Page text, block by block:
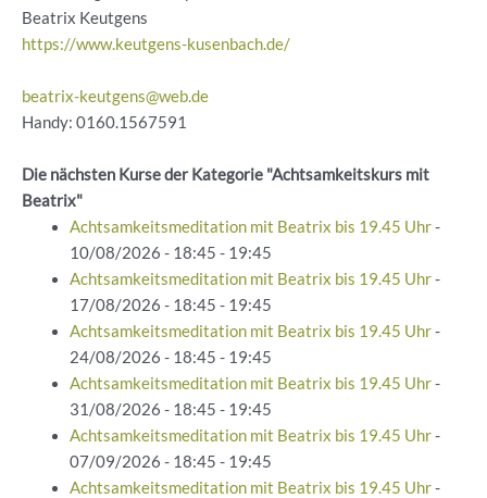
Beatrix Keutgens
https://www.keutgens-kusenbach.de/
beatrix-keutgens@web.de
Handy: 0160.1567591
Die nächsten Kurse der Kategorie "Achtsamkeitskurs mit
Beatrix"
Achtsamkeitsmeditation mit Beatrix bis 19.45 Uhr-
10/08/2026 - 18:45 - 19:45
Achtsamkeitsmeditation mit Beatrix bis 19.45 Uhr-
17/08/2026 - 18:45 - 19:45
Achtsamkeitsmeditation mit Beatrix bis 19.45 Uhr-
24/08/2026 - 18:45 - 19:45
Achtsamkeitsmeditation mit Beatrix bis 19.45 Uhr-
31/08/2026 - 18:45 - 19:45
Achtsamkeitsmeditation mit Beatrix bis 19.45 Uhr-
07/09/2026 - 18:45 - 19:45
Achtsamkeitsmeditation mit Beatrix bis 19.45 Uhr-